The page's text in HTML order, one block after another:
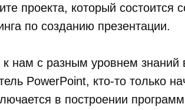
проекта, который состоится
по созданию презентации.
нам с разным уровнем знаний
PowerPoint, кто-то только
в построении